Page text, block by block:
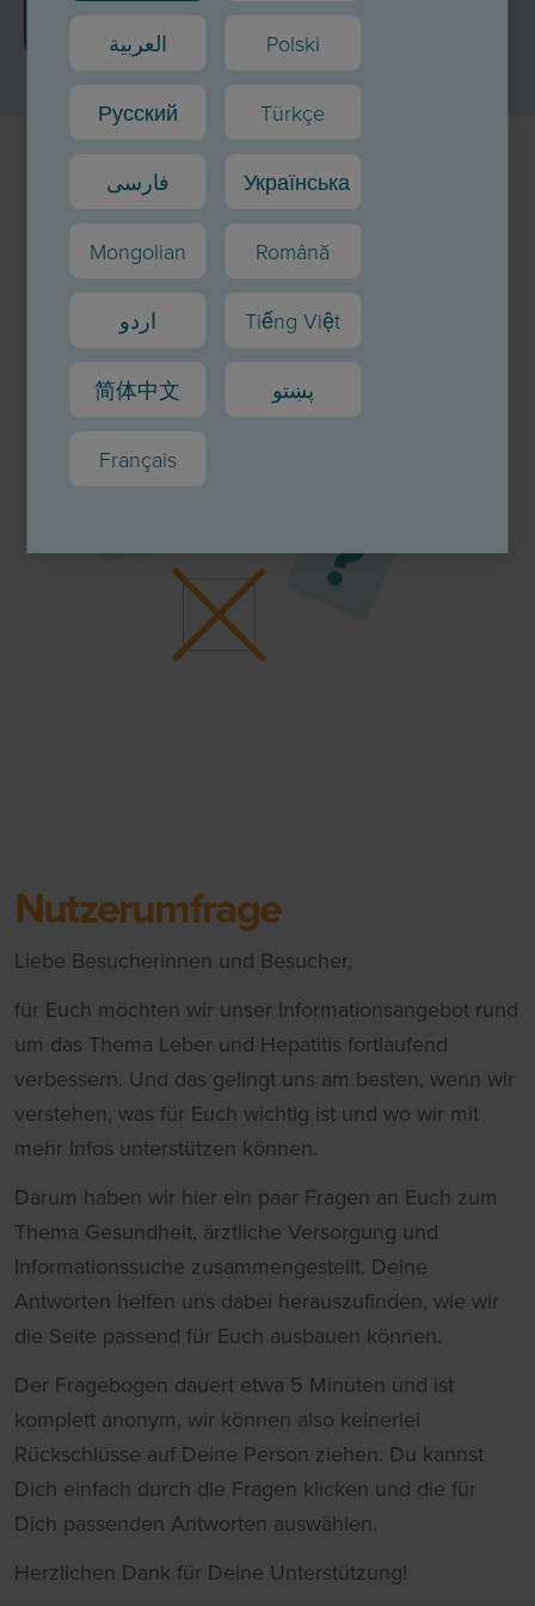
العربية Polski
Русский Türkçe
فارسی Українська
Mongolian Română
اردو Tiếng Việt
简体中文 پښتو
Français
Test durchführen
Nutzerumfrage
Liebe Besucherinnen und Besucher,
für Euch möchten wir unser Informationsangebot rund
um das Thema Leber und Hepatitis fortlaufend
verbessern. Und das gelingt uns am besten, wenn wir
verstehen, was für Euch wichtig ist und wo wir mit
mehr Infos unterstützen können.
Darum haben wir hier ein paar Fragen an Euch zum
Thema Gesundheit, ärztliche Versorgung und
Informationssuche zusammengestellt. Deine
Antworten helfen uns dabei herauszufinden, wie wir
die Seite passend für Euch ausbauen können.
Der Fragebogen dauert etwa 5 Minuten und ist
komplett anonym, wir können also keinerlei
Rückschlüsse auf Deine Person ziehen. Du kannst
Dich einfach durch die Fragen klicken und die für
Dich passenden Antworten auswählen.
Herzlichen Dank für Deine Unterstützung!